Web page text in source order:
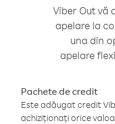
Viber Out vă
apelare la
una din
apelare
Pachete de credit
Este adăugat credit
achiziționați orice